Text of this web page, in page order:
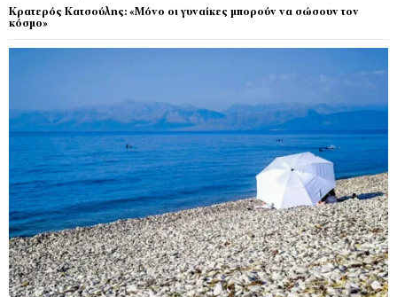
Κρατερός Κατσούλης: «Μόνο οι γυναίκες µπορούν να σώσουν τον
κόσµο»